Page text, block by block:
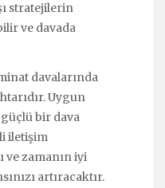
stratejilerin
ve davada
davalarında
Uygun
bir dava
iletişim
ve zamanın iyi
artıracaktır.